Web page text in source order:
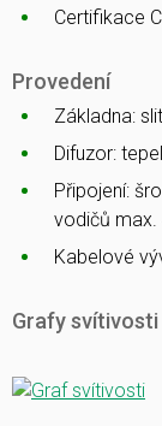
Certifikace
Provedení
Základna:
Difuzor:
Připojení:
vodičů
Kabelové
Grafy svítivosti